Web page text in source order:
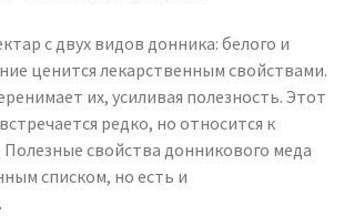
с двух видов донника: белого и
ценится лекарственным свойствами.
их, усиливая полезность. Этот
редко, но относится к
свойства донникового меда
списком, но есть и